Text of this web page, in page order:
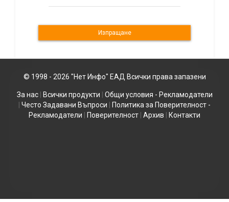
© 1998 - 2026 "Нет Инфо" ЕАД Всички права запазени
За нас| Всички продукти
Общи условия - Рекламодатели
Често Задавани Въпроси
Политика за Поверителност -
Рекламодатели
Поверителност Архив Контакти